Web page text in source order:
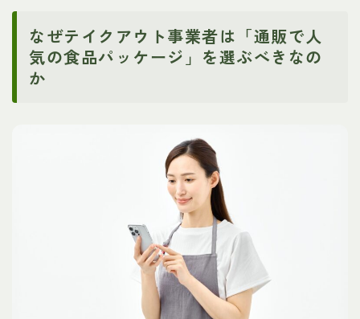
なぜテイクアウト事業者は「通販で人
気の食品パッケージ」を選ぶべきなの
か